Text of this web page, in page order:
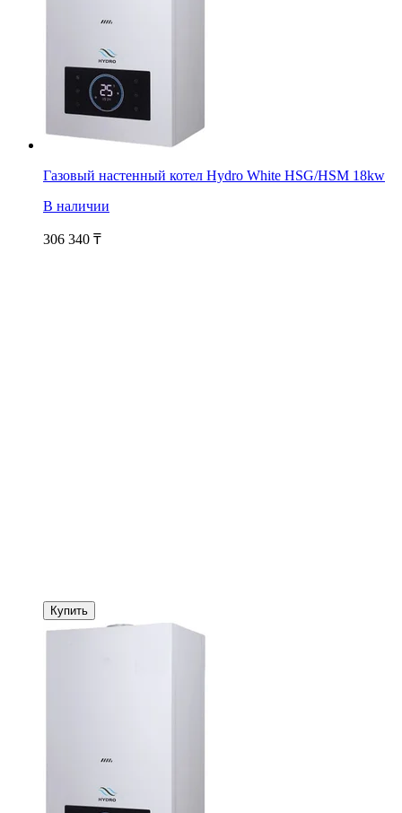
Газовый настенный котел Hydro White HSG/HSM 18kw
В наличии
306 340 ₸
Купить